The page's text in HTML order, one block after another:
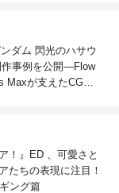
ダム 閃光のハサウ
作事例を公開―Flow
Maxが支えたCG制
！』ED 、可愛さと
たちの表現に注目！
ング篇